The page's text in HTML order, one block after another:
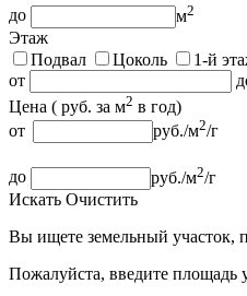
до м2
Этаж
Подвал
Цоколь
1-й
от
Цена ( руб. за м2 в год)
от
руб./м2/г
до руб./м2/г
Искать Очистить
Вы ищете земельный участок,
Пожалуйста, введите площадь